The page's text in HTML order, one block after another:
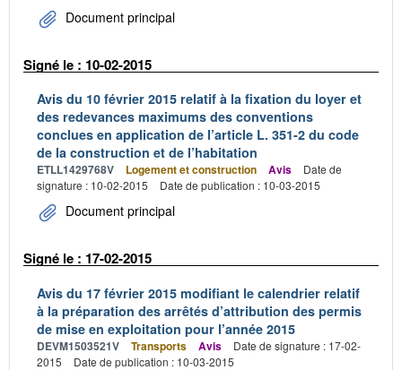
Document principal
Signé le : 10-02-2015
Avis du 10 février 2015 relatif à la fixation du loyer et
des redevances maximums des conventions
conclues en application de l’article L. 351-2 du code
de la construction et de l’habitation
ETLL1429768V Logement et construction Avis
Date de
signature : 10-02-2015
Date de publication : 10-03-2015
Document principal
Signé le : 17-02-2015
Avis du 17 février 2015 modifiant le calendrier relatif
à la préparation des arrêtés d’attribution des permis
de mise en exploitation pour l’année 2015
DEVM1503521V Transports Avis
Date de signature : 17-02-
2015
Date de publication : 10-03-2015